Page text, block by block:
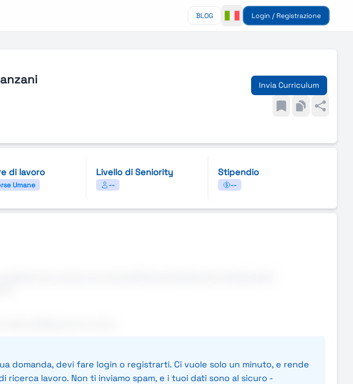
BLOG Login / Registrazione
Invia Curriculum
di lavoro
Umane
Livello di Seniority
--
Stipendio
--
domanda, devi fare login o registrarti. Ci vuole solo un minuto, e rende
lavoro. Non ti inviamo spam, e i tuoi dati sono al sicuro -